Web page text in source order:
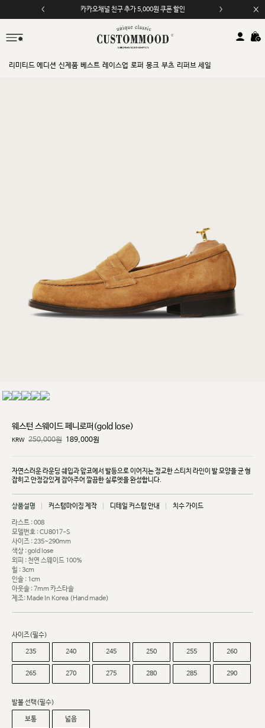
카카오채널 친구 추가 5,000원 쿠폰 할인
리미티드 에디션 신제품 베스트 레이스업 로퍼 몽크 부츠 리퍼브 세일
웨스턴 스웨이드 페니로퍼(gold lose)
KRW 250,000원 189,000원
자연스러운 라운딩 쉐입과 앞코에서 발등으로 이어지는 정교한 스티치 라인이 발 모양을 균형
잡히고안정감있게 잡아주어 깔끔한 실루엣을 완성합니다.
상품설명 커스텀마이징 제작 디테일 커스텀 안내 치수 가이드
라스트 : 008
모델번호 : CU8017-S
사이즈 : 235~290mm
색상 : gold lose
외피 : 천연 스웨이드 100%
힐 : 3cm
인솔 : 1cm
아웃솔 : 7mm 카스타솔
제조: Made In Korea (Hand made)
사이즈(필수)
235 240 245 250 255 260
265 270 275 280 285 290
발볼 선택(필수)
보통 넓음